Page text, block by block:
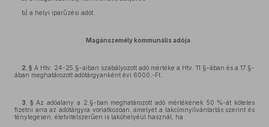
b) a helyi iparűzési adót.
Magánszemély kommunális adója
2. § A Htv. 24-25.§-aiban szabályozott adó mértéke a Htv. 11.§-ában és a 17.§-
ában meghatározott adótárgyanként évi 6000,-Ft.
3. § Az adóalany a 2.§-ban meghatározott adó mértékének 50 %-át köteles
fizetni arra az adótárgyra vonatkozóan, amelyet a lakcímnyilvántartás szerint és
ténylegesen, életvitelszerűen is lakóhelyéül használ, ha